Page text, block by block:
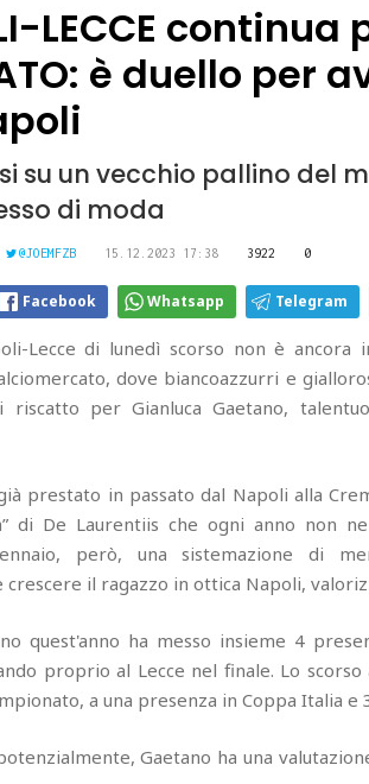
LECCE continua
è duello per
su un vecchio pallino del
di moda
@JOEMFZB 15.12.2023 17:38 3922 0
Facebook Whatsapp Telegram
Lecce di lunedì scorso non è
dove biancoazzurri e
per Gianluca Gaetano,
prestato in passato dal Napoli alla
di De Laurentiis che ogni anno non
però, una sistemazione di
il ragazzo in ottica Napoli,
quest'anno ha messo insieme 4
proprio al Lecce nel finale. Lo
a una presenza in Coppa Italia e
Gaetano ha una